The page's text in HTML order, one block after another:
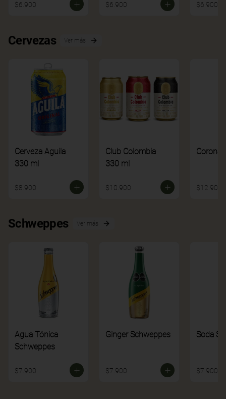
$6.900 $6.900 $6.900
Cervezas Ver más
Cerveza Aguila
330 ml
$8.900
Club Colombia
330 ml
$10.900
Corona
$12.900
Schweppes Ver más
Agua Tónica
Schweppes
$7.900
Ginger Schweppes
$7.900
Soda
$7.900